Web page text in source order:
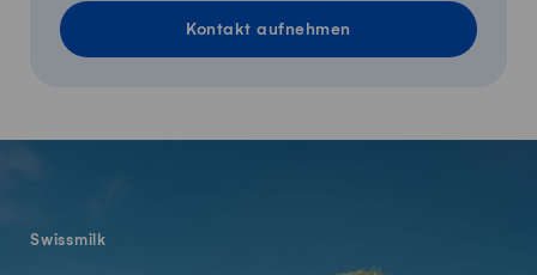
Kontakt aufnehmen
Swissmilk